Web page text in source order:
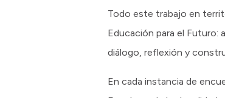
Todo este trabajo en
Educación para el Futuro:
diálogo, reflexión y
En cada instancia de